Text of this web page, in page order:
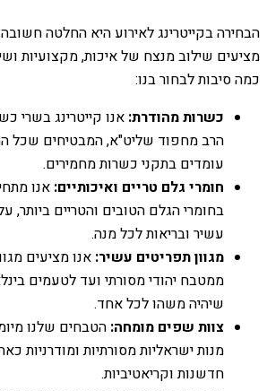
הבחירה בקייטרינג לאירוע היא החלטה חשובה,
מציעים שילוב מנצח של איכות, מקצועיות
כמה סיבות לבחור בנו:
כשרות מהודרת: אנו קייטרינג בשרי
הרב מחפוד שליט"א, המבטיחים שכל
עומדים בתקני כשרות מחמירים.
חומרי גלם טריים ואיכותיים: אנו
בחומרי הגלם הטובים והטריים ביותר,
עשיר ובריאות לכל מנה.
מגוון תפריטים עשיר: אנו מציעים
ממטבח יהודי מסורתי ועד לטעמים
שיהיה משהו לכל אחד.
צוות שפים מומחה: הטבחים שלנו
מנות ישראליות מסורתיות ומודרניות
חדשנות וקריאטיביות.